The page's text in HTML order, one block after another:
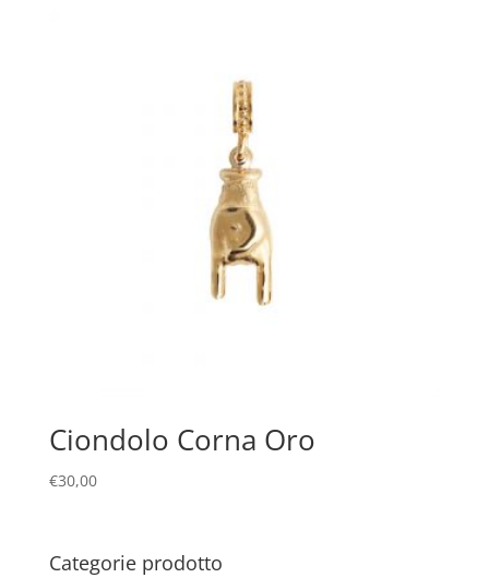
Ciondolo Corna Oro
€30,00
Categorie prodotto